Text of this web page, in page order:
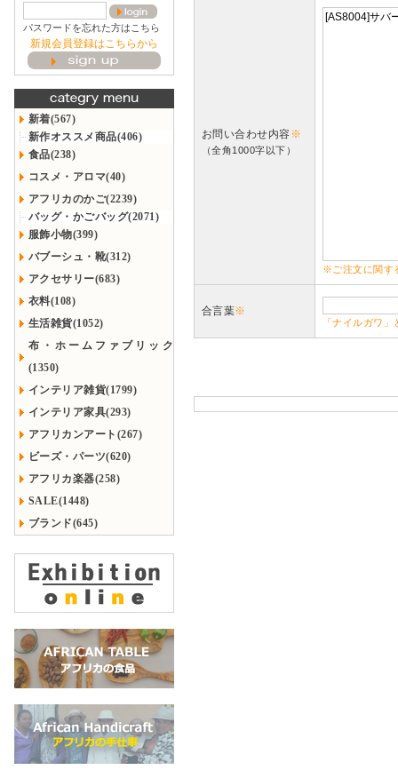
パスワードを忘れた方はこちら
新規会員登録はこちらから
新着(567)
新作オススメ商品(406)
食品(238)
コスメ・アロマ(40)
アフリカのかご(2239)
バッグ・かごバッグ(2071)
服飾小物(399)
バブーシュ・靴(312)
アクセサリー(683)
衣料(108)
生活雑貨(1052)
布・ホームファブリック
(1350)
インテリア雑貨(1799)
インテリア家具(293)
アフリカンアート(267)
ビーズ・パーツ(620)
アフリカ楽器(258)
SALE(1448)
ブランド(645)
お問い合わせ内容※
（全角1000字以下）
※ご注文に関す
合言葉※
「ナイルガワ